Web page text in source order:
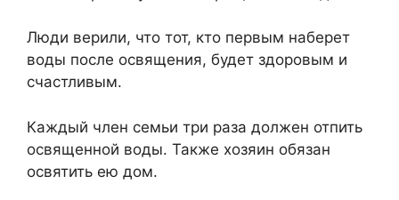
Люди верили, что тот, кто первым наберет
воды после освящения, будет здоровым и
счастливым.
Каждый член семьи три раза должен отпить
освященной воды. Также хозяин обязан
освятить ею дом.